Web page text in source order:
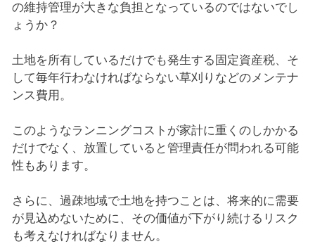
の維持管理が大きな負担となっているのではないでし
ょうか？
土地を所有しているだけでも発生する固定資産税、そ
して毎年行わなければならない草刈りなどのメンテナ
ンス費用。
このようなランニングコストが家計に重くのしかかる
だけでなく、放置していると管理責任が問われる可能
性もあります。
さらに、過疎地域で土地を持つことは、将来的に需要
が見込めないために、その価値が下がり続けるリスク
も考えなければなりません。